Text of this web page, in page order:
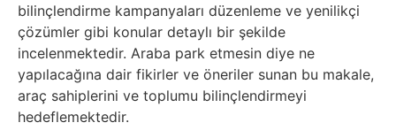
Eğitim
Elektronik
Cihazlar
bilinçlendirme kampanyaları düzenleme ve yenilikçi
çözümler gibi konular detaylı bir şekilde
incelenmektedir. Araba park etmesin diye ne
yapılacağına dair fikirler ve öneriler sunan bu makale,
araç sahiplerini ve toplumu bilinçlendirmeyi
hedeflemektedir.